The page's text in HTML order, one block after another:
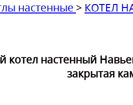
настенные > КОТЕЛ
котел настенный
закрытая